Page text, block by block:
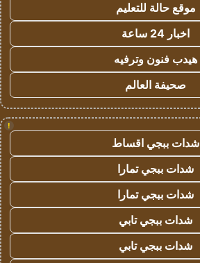
موقع حالة للتعليم
اخبار 24 ساعة
هيدب فنون وترفيه
صحيفة العالم
!
شدات ببجي اقساط
شدات ببجي تمارا
شدات ببجي تمارا
شدات ببجي تابي
شدات ببجي تابي